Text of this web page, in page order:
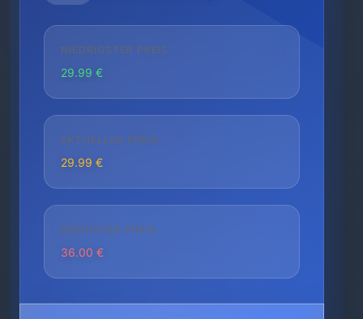
NIEDRIGSTER PREIS
29.99 €
AKTUELLER PREIS
29.99 €
HÖCHSTER PREIS
36.00 €